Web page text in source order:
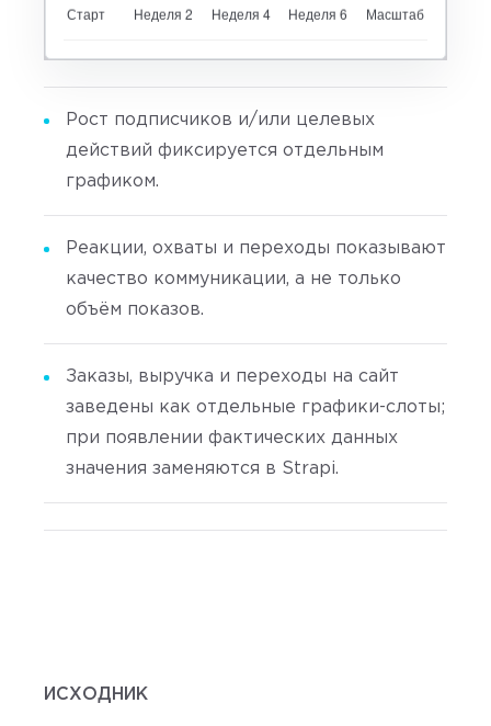
Рост подписчиков и/или целевых
действий фиксируется отдельным
графиком.
Реакции, охваты и переходы показывают
качество коммуникации, а не только
объём показов.
Заказы, выручка и переходы на сайт
заведены как отдельные графики-слоты;
при появлении фактических данных
значения заменяются в Strapi.
ИСХОДНИК